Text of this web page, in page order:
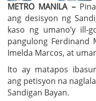
METRO MANILA –
ang desisyon ng
kaso ng umano’y ill-
pangulong Ferdinand
Imelda Marcos, at
Ito ay matapos
ang petisyon na
Sandigan Bayan.